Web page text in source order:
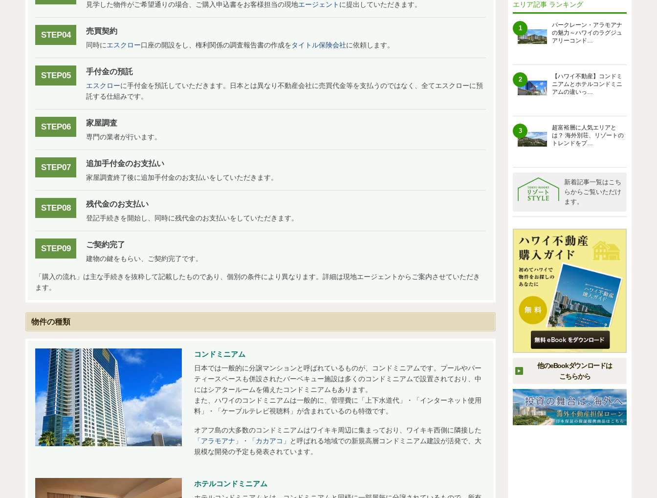
見学した物件がご希望通りの場合、ご購入申込書をお客様担当の現地エージェント に提出していただきます。
STEP04 売買契約
同時にエスクロー口座の開設をし、権利関係の調査報告書の作成をタイトル保険会社に依頼します。
STEP05 手付金の預託
エスクローに手付金を預託していただきます。日本とは異なり不動産会社に売買代金等を支払うのではなく、全てエスクローに預
託する仕組みです。
STEP06 家屋調査
専門の業者が行います。
STEP07 追加手付金のお支払い
家屋調査終了後に追加手付金のお支払いをしていただきます。
STEP08 残代金のお支払い
登記手続きを開始し、同時に残代金のお支払いをしていただきます。
STEP09 ご契約完了
建物の鍵をもらい、ご契約完了です。
「購入の流れ」は主な手続きを抜粋して記載したものであり、個別の条件により異なります。詳細は現地エージェントからご案内させていただき
ます。
物件の種類
コンドミニアム
日本では一般的に分譲マンションと呼ばれているものが、コンドミニアムです。プールやパー
ティースペースも併設されたバーベキュー施設は多くのコンドミニアムで設置されており、中
にはシアタールームを備えたコンドミニアムもあります。
また、ハワイのコンドミニアムは一般的に、管理費に「上下水道代」・「インターネット使用
料」・「ケーブルテレビ視聴料」が含まれているのも特徴です。
オアフ島の大多数のコンドミニアムはワイキキ周辺に集まっており、ワイキキ西側に隣接した
「アラモアナ」・「カカアコ」
と呼ばれる地域での新規高層コンドミニアム建設が活発で、大
規模な開発の予定も発表されています。
ホテルコンドミニアム
エリア記事 ランキング
パークレーン・アラモアナ
の魅力～ハワイのラグジュ
アリーコンド…
1
【ハワイ不動産】コンドミ
ニアムとホテルコンドミニ
アムの違いっ…
2
超富裕層に人気エリアと
は？ 海外別荘、リゾートの
トレンドをプ…
3
新着記事一覧はこち
らからご覧いただけ
ます。
他のeBookダウンロードは
こちらから